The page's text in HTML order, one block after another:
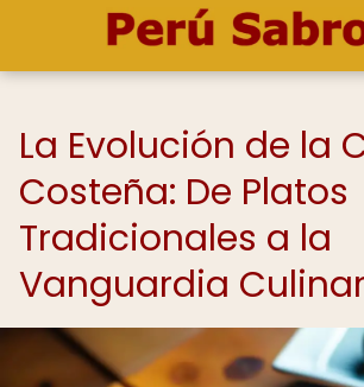
La Evolución de la
Costeña: De Platos
Tradicionales a la
Vanguardia